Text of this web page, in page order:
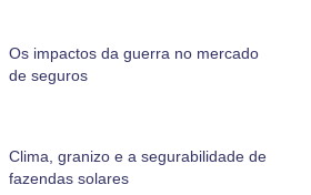
Os impactos da guerra no mercado
de seguros
Clima, granizo e a segurabilidade de
fazendas solares